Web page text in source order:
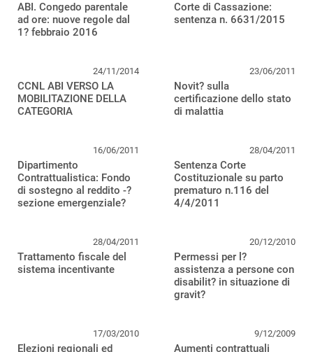
ABI. Congedo parentale
ad ore: nuove regole dal
1? febbraio 2016
Corte di Cassazione:
sentenza n. 6631/2015
24/11/2014
CCNL ABI VERSO LA
MOBILITAZIONE DELLA
CATEGORIA
23/06/2011
Novit? sulla
certificazione dello stato
di malattia
16/06/2011
Dipartimento
Contrattualistica: Fondo
di sostegno al reddito -?
sezione emergenziale?
28/04/2011
Sentenza Corte
Costituzionale su parto
prematuro n.116 del
4/4/2011
28/04/2011
Trattamento fiscale del
sistema incentivante
20/12/2010
Permessi per l?
assistenza a persone con
disabilit? in situazione di
gravit?
17/03/2010
Elezioni regionali ed
9/12/2009
Aumenti contrattuali